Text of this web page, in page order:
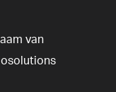
van